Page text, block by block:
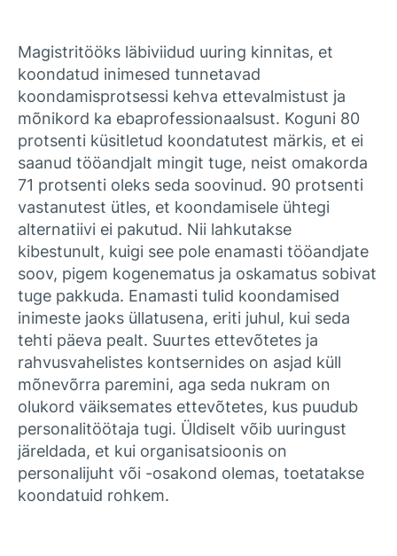
Magistritööks läbiviidud uuring kinnitas, et
koondatud inimesed tunnetavad
koondamisprotsessi kehva ettevalmistust ja
mõnikord ka ebaprofessionaalsust. Koguni 80
protsenti küsitletud koondatutest märkis, et ei
saanud tööandjalt mingit tuge, neist omakorda
71 protsenti oleks seda soovinud. 90 protsenti
vastanutest ütles, et koondamisele ühtegi
alternatiivi ei pakutud. Nii lahkutakse
kibestunult, kuigi see pole enamasti tööandjate
soov, pigem kogenematus ja oskamatus sobivat
tuge pakkuda. Enamasti tulid koondamised
inimeste jaoks üllatusena, eriti juhul, kui seda
tehti päeva pealt. Suurtes ettevõtetes ja
rahvusvahelistes kontsernides on asjad küll
mõnevõrra paremini, aga seda nukram on
olukord väiksemates ettevõtetes, kus puudub
personalitöötaja tugi. Üldiselt võib uuringust
järeldada, et kui organisatsioonis on
personalijuht või -osakond olemas, toetatakse
koondatuid rohkem.